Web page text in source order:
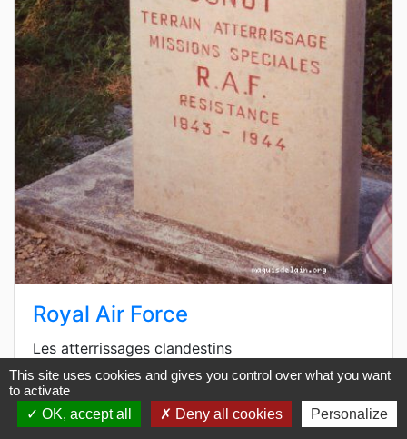
Royal Air Force
Les atterrissages clandestins
This site uses cookies and gives you control over what you want
to activate
OK, accept all
Deny all cookies Personalize